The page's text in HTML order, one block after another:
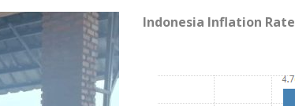
Indonesia Inflation Rate